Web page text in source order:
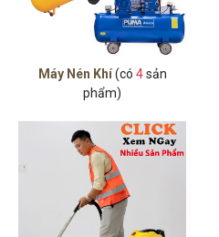
Máy Nén Khí(có 4sản
phẩm)